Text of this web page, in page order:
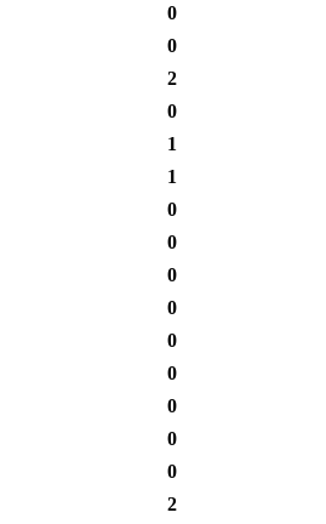
0
0
2
0
1
1
0
0
0
0
0
0
0
0
0
2